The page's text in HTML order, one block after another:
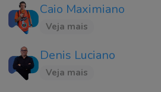
Caio Maximiano
Veja mais
Denis Luciano
Veja mais